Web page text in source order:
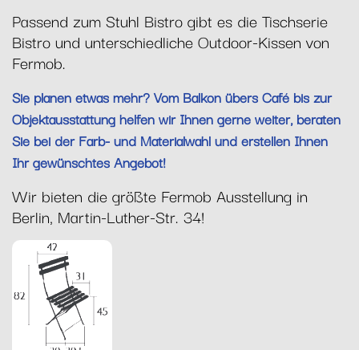
Passend zum Stuhl Bistro gibt es die Tischserie
Bistro und unterschiedliche Outdoor-Kissen von
Fermob.
Sie planen etwas mehr? Vom Balkon übers Café bis zur
Objektausstattung helfen wir Ihnen gerne weiter, beraten
Sie bei der Farb- und Materialwahl und erstellen Ihnen
Ihr gewünschtes Angebot!
Wir bieten die größte Fermob Ausstellung in
Berlin, Martin-Luther-Str. 34!